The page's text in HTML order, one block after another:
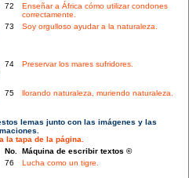
72
Enseñar a África cómo utilizar condones
correctamente.
73 Soy orgulloso ayudar a la naturaleza.
74 Preservar los mares sufridores.
75 llorando naturaleza, muriendo naturaleza.
lemas junto con las imágenes y las
la tapa de la página.
No. Máquina de escribir textos ©
76 Lucha como un tigre.